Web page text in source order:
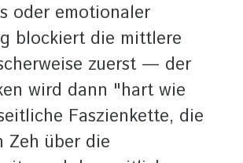
oder emotionaler
blockiert die mittlere
zuerst — der
wird dann "hart wie
Faszienkette, die
Zeh über die